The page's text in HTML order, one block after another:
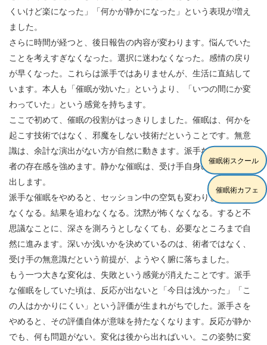
くいけど楽になった」「何かが静かになった」という表現が増え
ました。
さらに時間が経つと、後日報告の内容が変わります。悩んでいた
ことを考えすぎなくなった。選択に迷わなくなった。感情の戻り
が早くなった。これらは派手ではありませんが、生活に直結して
います。本人も「催眠が効いた」というより、「いつの間にか変
わっていた」という感覚を持ちます。
ここで初めて、催眠の役割がはっきりしました。催眠は、何かを
起こす技術ではなく、邪魔をしない技術だということです。無意
識は、余計な演出がない方が自然に動きます。派手な催眠は、術
者の存在感を強めます。静かな催眠は、受け手自身の感覚を前に
出します。
派手な催眠をやめると、セッション中の空気も変わります。急が
なくなる。結果を追わなくなる。沈黙が怖くなくなる。すると不
思議なことに、深さを測ろうとしなくても、必要なところまで自
然に進みます。深いか浅いかを決めているのは、術者ではなく、
受け手の無意識だという前提が、ようやく腑に落ちました。
もう一つ大きな変化は、失敗という感覚が消えたことです。派手
な催眠をしていた頃は、反応が出ないと「今日は浅かった」「こ
の人はかかりにくい」という評価が生まれがちでした。派手さを
やめると、その評価自体が意味を持たなくなります。反応が静か
でも、何も問題がない。変化は後から出ればいい。この姿勢に変
催眠術スクール
催眠術カフェ